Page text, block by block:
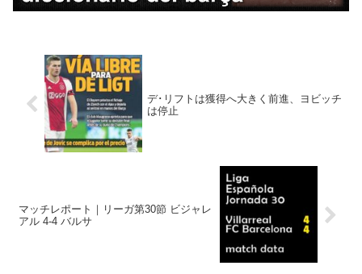
デ･リフトは獲得へ大きく前進、ヨビッチ
は停止
マッチレポート｜リーガ第30節 ビジャレ
アル 4-4 バルサ